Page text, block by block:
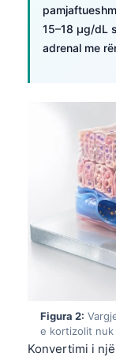
15–18 µg/dL
adrenal me
Figura 2:
e kortizolit
Konvertimi i